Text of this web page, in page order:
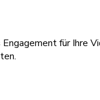
für Ihre